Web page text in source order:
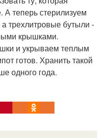
теперь стерилизуем
трехлитровые бутыли -
крышками.
и укрываем теплым
готов. Хранить такой
одного года.